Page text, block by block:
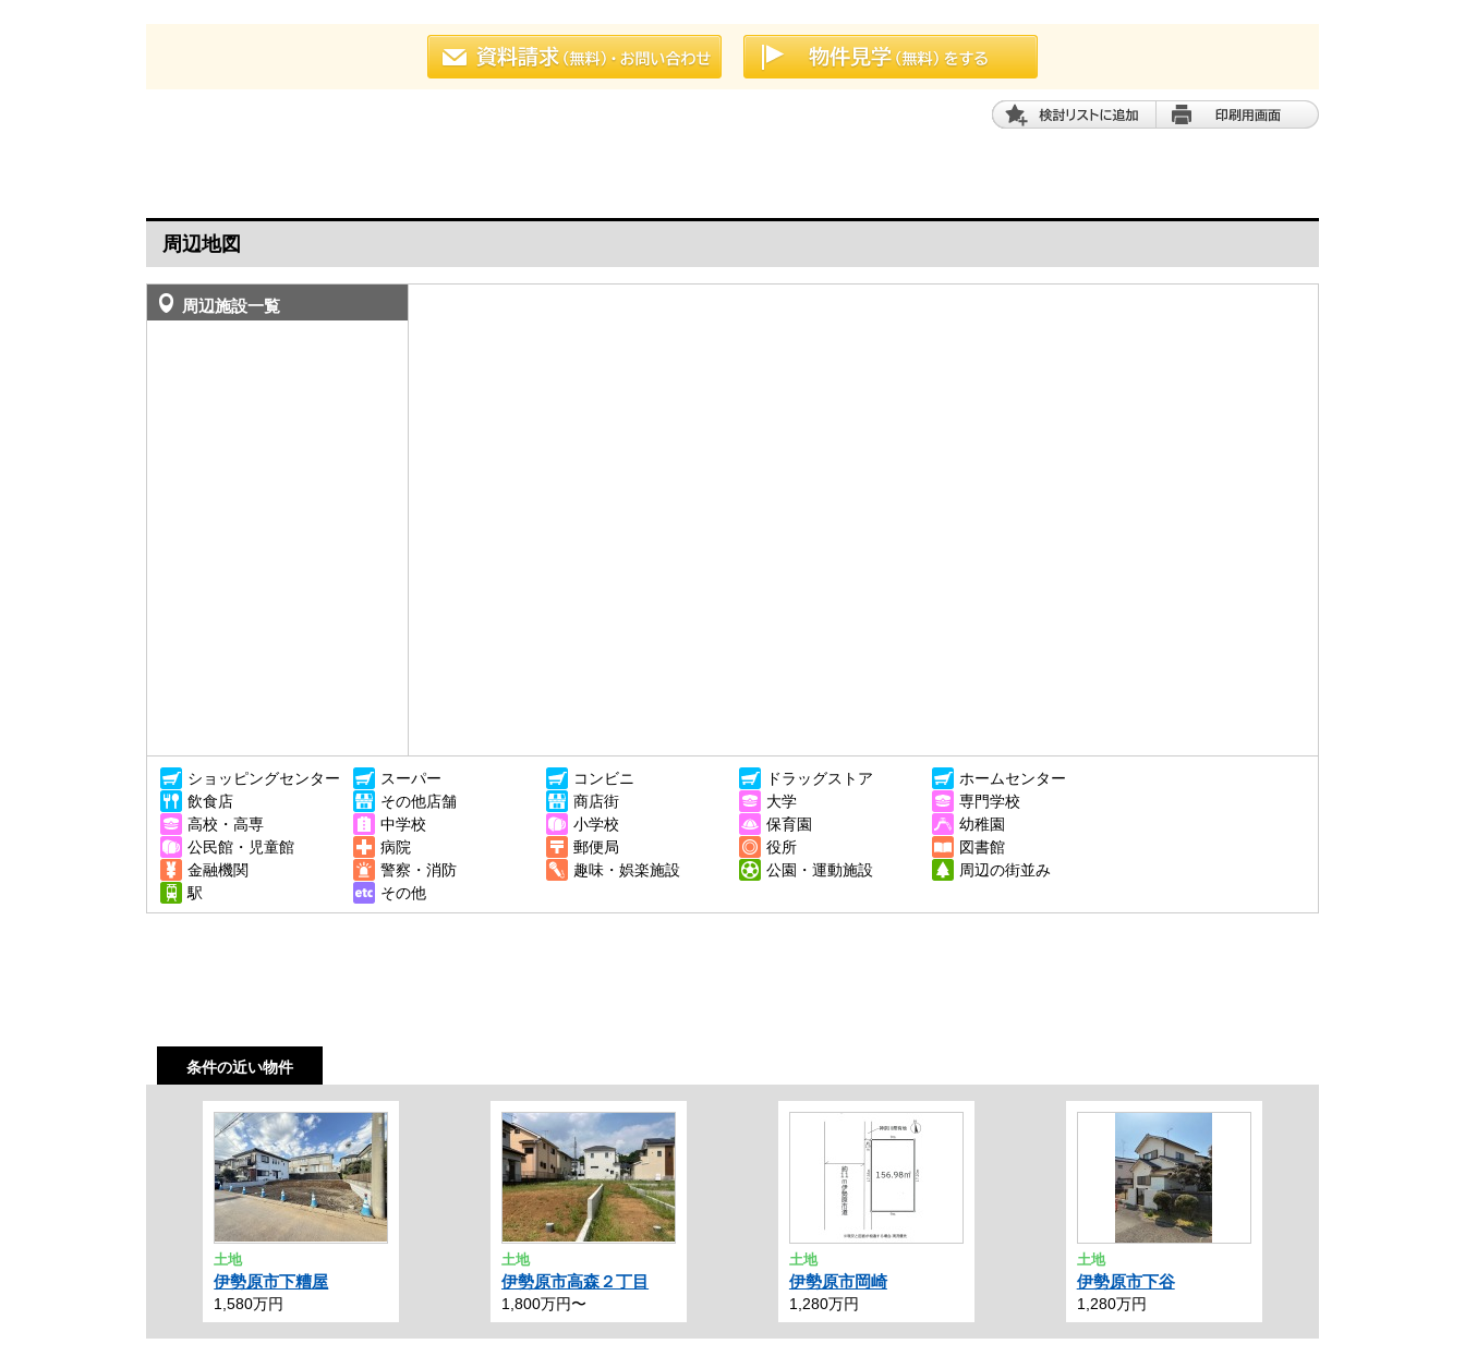
周辺地図
周辺施設一覧
ショッピングセンター スーパー コンビニ ドラッグストア
ホームセンター
飲食店
その他店舗 商店街 大学
専門学校
高校・高専
中学校 小学校 保育園
幼稚園
公民館・児童館
病院 郵便局 役所
図書館
金融機関
警察・消防 趣味・娯楽施設 公園・運動施設
周辺の街並み
駅
その他
条件の近い物件
土地
伊勢原市下糟屋
1,580万円
土地
伊勢原市高森２丁目
1,800万円〜
土地
伊勢原市岡崎
1,280万円
土地
伊勢原市下谷
1,280万円